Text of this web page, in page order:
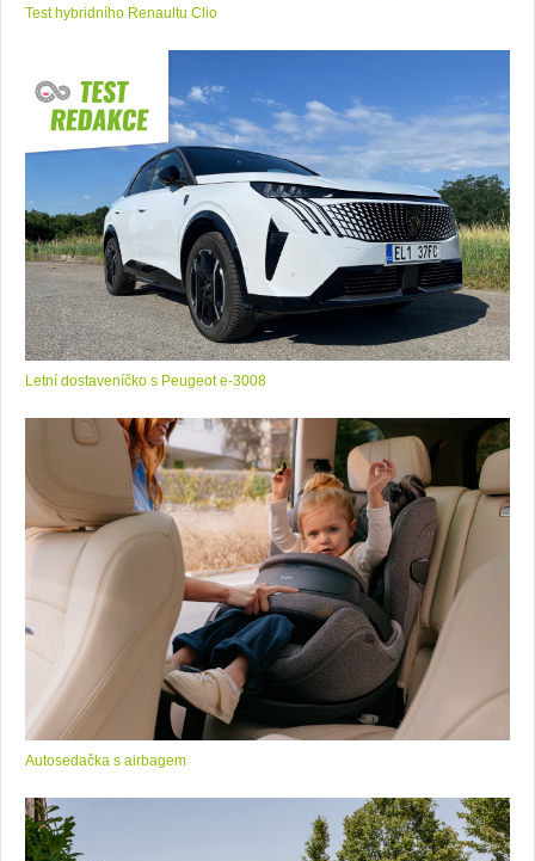
Test hybridního Renaultu Clio
Letní dostaveníčko s Peugeot e-3008
Autosedačka s airbagem